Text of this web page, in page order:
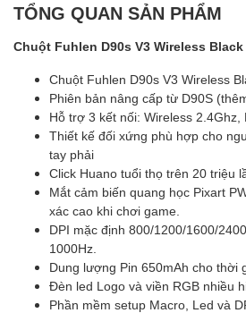
TỔNG QUAN SẢN PHẨM
Chuột Fuhlen D90s V3 Wireless Black
Chuột Fuhlen D90s V3 Wireless
Phiên bản nâng cấp từ D90S
Hỗ trợ 3 kết nối: Wireless 2.4Ghz,
Thiết kế đối xứng phù hợp cho
tay phải
Click Huano tuổi thọ trên 20 triệu
Mắt cảm biến quang học Pixart
xác cao khi chơi game.
DPI mặc định 800/1200/1600/
1000Hz.
Dung lượng Pin 650mAh cho thời
Đèn led Logo và viền RGB nhiều
Phần mềm setup Macro, Led và